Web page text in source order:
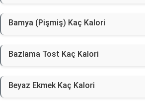
Bamya (Pişmiş) Kaç Kalori
Bazlama Tost Kaç Kalori
Beyaz Ekmek Kaç Kalori